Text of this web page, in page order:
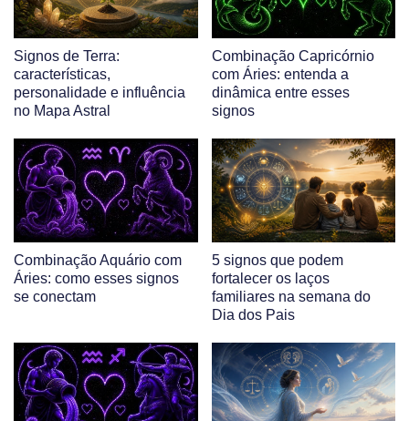
Signos de Terra:
características,
personalidade e influência
no Mapa Astral
Combinação Capricórnio
com Áries: entenda a
dinâmica entre esses
signos
Combinação Aquário com
Áries: como esses signos
se conectam
5 signos que podem
fortalecer os laços
familiares na semana do
Dia dos Pais